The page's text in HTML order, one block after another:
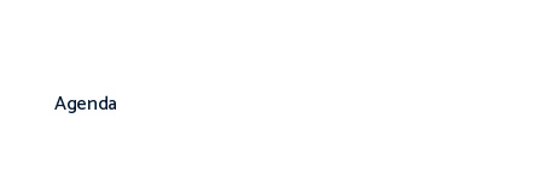
Agenda